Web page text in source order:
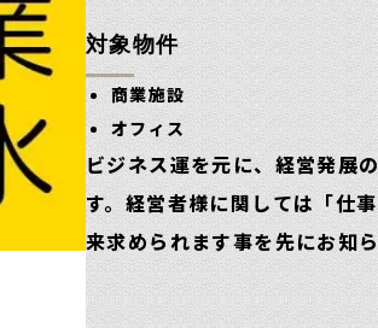
対象物件
商業施設
オフィス
ビジネス運を元に、経営発展
す。経営者様に関しては「仕
来求められます事を先にお知